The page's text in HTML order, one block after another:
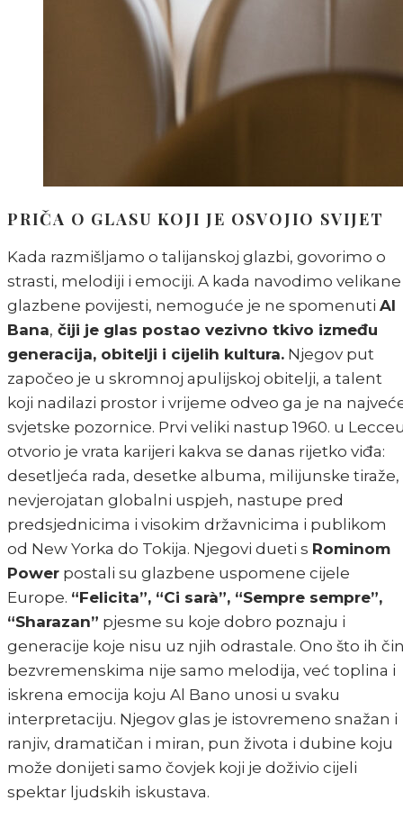
PRIČA O GLASU KOJI JE OSVOJIO SVIJET
Kada razmišljamo o talijanskoj glazbi, govorimo o
strasti, melodiji i emociji. A kada navodimo velikane
glazbene povijesti, nemoguće je ne spomenuti Al
Bana, čiji je glas postao vezivno tkivo između
generacija, obitelji i cijelih kultura. Njegov put
započeo je u skromnoj apulijskoj obitelji, a talent
koji nadilazi prostor i vrijeme odveo ga je na
svjetske pozornice. Prvi veliki nastup 1960. u
otvorio je vrata karijeri kakva se danas rijetko viđa:
desetljeća rada, desetke albuma, milijunske tiraže,
nevjerojatan globalni uspjeh, nastupe pred
predsjednicima i visokim državnicima i publikom
od New Yorka do Tokija. Njegovi dueti s Rominom
Power postali su glazbene uspomene cijele
Europe. “Felicita”, “Ci sarà”, “Sempre sempre”,
“Sharazan” pjesme su koje dobro poznaju i
generacije koje nisu uz njih odrastale. Ono što ih
bezvremenskima nije samo melodija, već toplina i
iskrena emocija koju Al Bano unosi u svaku
interpretaciju. Njegov glas je istovremeno snažan i
ranjiv, dramatičan i miran, pun života i dubine koju
može donijeti samo čovjek koji je doživio cijeli
spektar ljudskih iskustava.